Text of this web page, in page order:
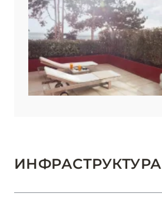
ИНФРАСТРУКТУРА